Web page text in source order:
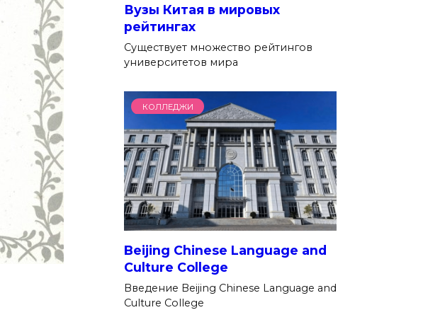
Вузы Китая в мировых
рейтингах
Существует множество рейтингов
университетов мира
КОЛЛЕДЖИ
Beijing Chinese Language and
Culture College
Введение Beijing Chinese Language and
Culture College